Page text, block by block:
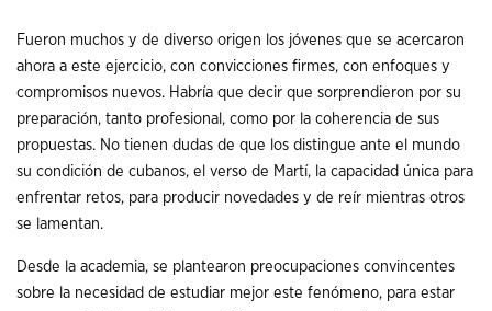
Fueron muchos y de diverso origen los jóvenes que se acercaron
ahora a este ejercicio, con convicciones firmes, con enfoques y
compromisos nuevos. Habría que decir que sorprendieron por su
preparación, tanto profesional, como por la coherencia de sus
propuestas. No tienen dudas de que los distingue ante el mundo
su condición de cubanos, el verso de Martí, la capacidad única para
enfrentar retos, para producir novedades y de reír mientras otros
se lamentan.
Desde la academia, se plantearon preocupaciones convincentes
sobre la necesidad de estudiar mejor este fenómeno, para estar